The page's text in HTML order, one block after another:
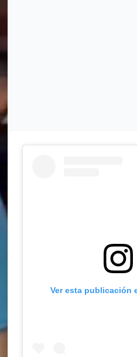
Ver esta publicación